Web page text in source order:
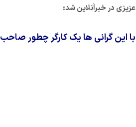
عزیزی در خبرآنلاین شد:
با این گرانی ها یک کارگر چطور